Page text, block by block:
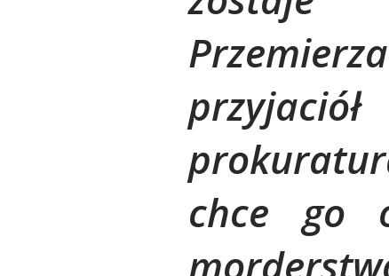
chce go